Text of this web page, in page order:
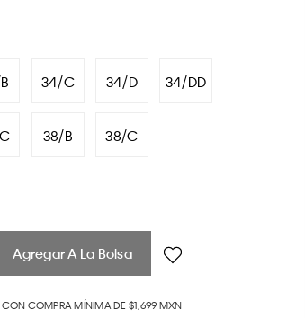
34/C 34/D 34/DD
38/B 38/C
Agregar A La Bolsa
CON COMPRA MÍNIMA DE $1,699 MXN